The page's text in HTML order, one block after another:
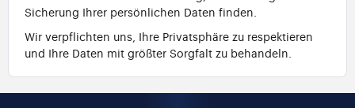
Sicherung Ihrer persönlichen Daten finden.
Wir verpflichten uns, Ihre Privatsphäre zu respektieren
und Ihre Daten mit größter Sorgfalt zu behandeln.